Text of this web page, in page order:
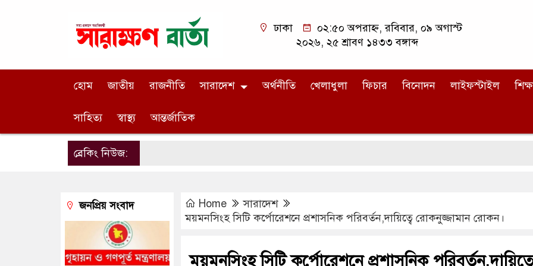
ঢাকা
০২:৫০ অপরাহ্ন, রবিবার, ০৯ অগাস্ট
২০২৬, ২৫ শ্রাবণ ১৪৩৩ বঙ্গাব্দ
হোম জাতীয় রাজনীতি সারাদেশ অর্থনীতি খেলাধুলা ফিচার বিনোদন লাইফস্টাইল
সাহিত্য স্বাস্থ্য আন্তর্জাতিক
ব্রেকিং নিউজ:
Home
সারাদেশ
ময়মনসিংহ সিটি কর্পোরেশনে প্রশাসনিক পরিবর্তন,দায়িত্বে রোকনুজ্জামান রোকন।
ময়মনসিংহ সিটি কর্পোরেশনে প্রশাসনিক
জনপ্রিয় সংবাদ